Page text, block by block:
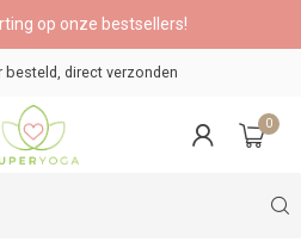
op onze bestsellers!
besteld, direct verzonden
0